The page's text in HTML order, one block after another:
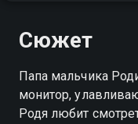
Сюжет
Папа мальчика
монитор,
Родя любит